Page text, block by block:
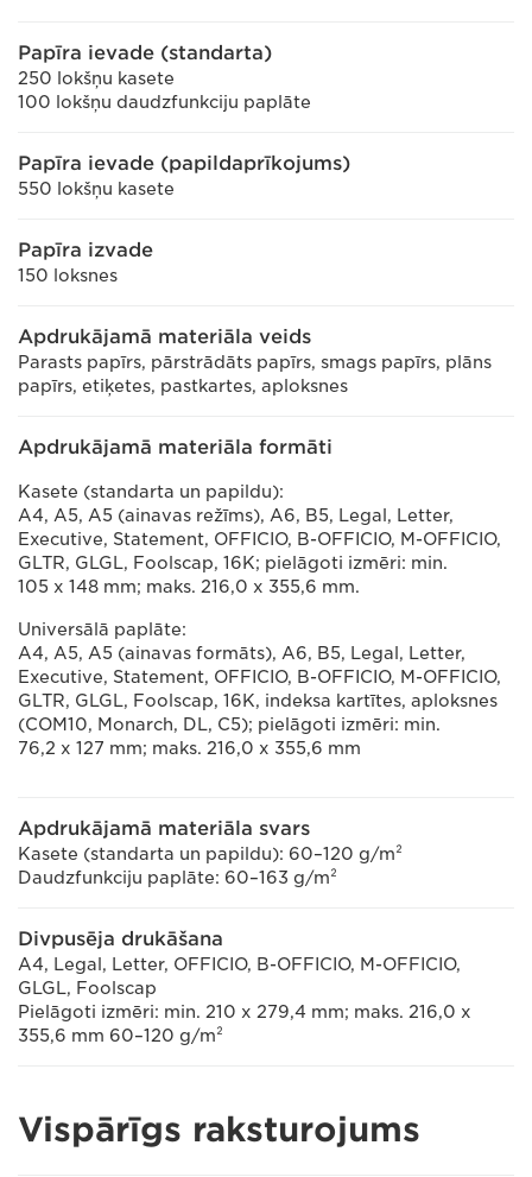
Papīra ievade (standarta)
250 lokšņu kasete
100 lokšņu daudzfunkciju paplāte
Papīra ievade (papildaprīkojums)
550 lokšņu kasete
Papīra izvade
150 loksnes
Apdrukājamā materiāla veids
Parasts papīrs, pārstrādāts papīrs, smags papīrs, plāns
papīrs, etiķetes, pastkartes, aploksnes
Apdrukājamā materiāla formāti
Kasete (standarta un papildu):
A4, A5, A5 (ainavas režīms), A6, B5, Legal, Letter,
Executive, Statement, OFFICIO, B-OFFICIO, M-OFFICIO,
GLTR, GLGL, Foolscap, 16K; pielāgoti izmēri: min.
105 x 148 mm; maks. 216,0 x 355,6 mm.
Universālā paplāte:
A4, A5, A5 (ainavas formāts), A6, B5, Legal, Letter,
Executive, Statement, OFFICIO, B-OFFICIO, M-OFFICIO,
GLTR, GLGL, Foolscap, 16K, indeksa kartītes, aploksnes
(COM10, Monarch, DL, C5); pielāgoti izmēri: min.
76,2 x 127 mm; maks. 216,0 x 355,6 mm
Apdrukājamā materiāla svars
Kasete (standarta un papildu): 60–120 g/m²
Daudzfunkciju paplāte: 60–163 g/m²
Divpusēja drukāšana
A4, Legal, Letter, OFFICIO, B-OFFICIO, M-OFFICIO,
GLGL, Foolscap
Pielāgoti izmēri: min. 210 x 279,4 mm; maks. 216,0 x
355,6 mm 60–120 g/m²
Vispārīgs raksturojums